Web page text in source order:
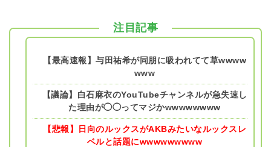
注目記事
【最高速報】与田祐希が同朋に吸われてて草wwww
www
【議論】白石麻衣のYouTubeチャンネルが急失速し
た理由が◯◯ってマジかwwwwwwww
【悲報】日向のルックスがAKBみたいなルックスレ
ベルと話題にwwwwwwwww